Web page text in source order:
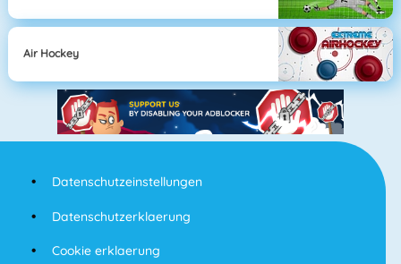
Air Hockey
Datenschutzeinstellungen
Datenschutzerklaerung
Cookie erklaerung